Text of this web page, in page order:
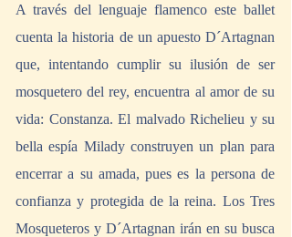
A través del lenguaje flamenco este ballet
cuenta la historia de un apuesto D´Artagnan
que, intentando cumplir su ilusión de ser
mosquetero del rey, encuentra al amor de su
vida: Constanza. El malvado Richelieu y su
bella espía Milady construyen un plan para
encerrar a su amada, pues es la persona de
confianza y protegida de la reina. Los Tres
Mosqueteros y D´Artagnan irán en su busca